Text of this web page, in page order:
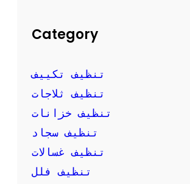
ح
ل
م
ز
ل
Category
تنظيف تكييف
تنظيف ثلاجات
تنظيف خزانات
تنظيف سجاد
تنظيف غسالات
تنظيف فلل